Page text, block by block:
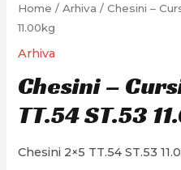
Home /Arhiva / Chesini –
11.00kg
Arhiva
Chesini –
TT.54 ST.53
Chesini 2×5 TT.54 ST.53